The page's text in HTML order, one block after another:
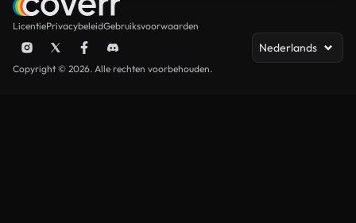
LicentiePrivacybeleidGebruiksvoorwaarden
Nederlands
Copyright © 2026. Alle rechten voorbehouden.